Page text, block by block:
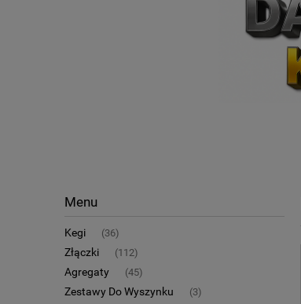
Menu
Kegi (36)
Złączki (112)
Agregaty (45)
Zestawy Do Wyszynku (3)